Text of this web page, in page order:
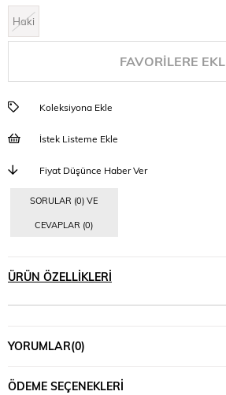
Haki
FAVORILERE
Koleksiyona Ekle
İstek Listeme Ekle
Fiyat Düşünce Haber Ver
SORULAR (0) VE
CEVAPLAR (0)
ÜRÜN ÖZELLIKLERI
YORUMLAR(0)
ÖDEME SEÇENEKLERI